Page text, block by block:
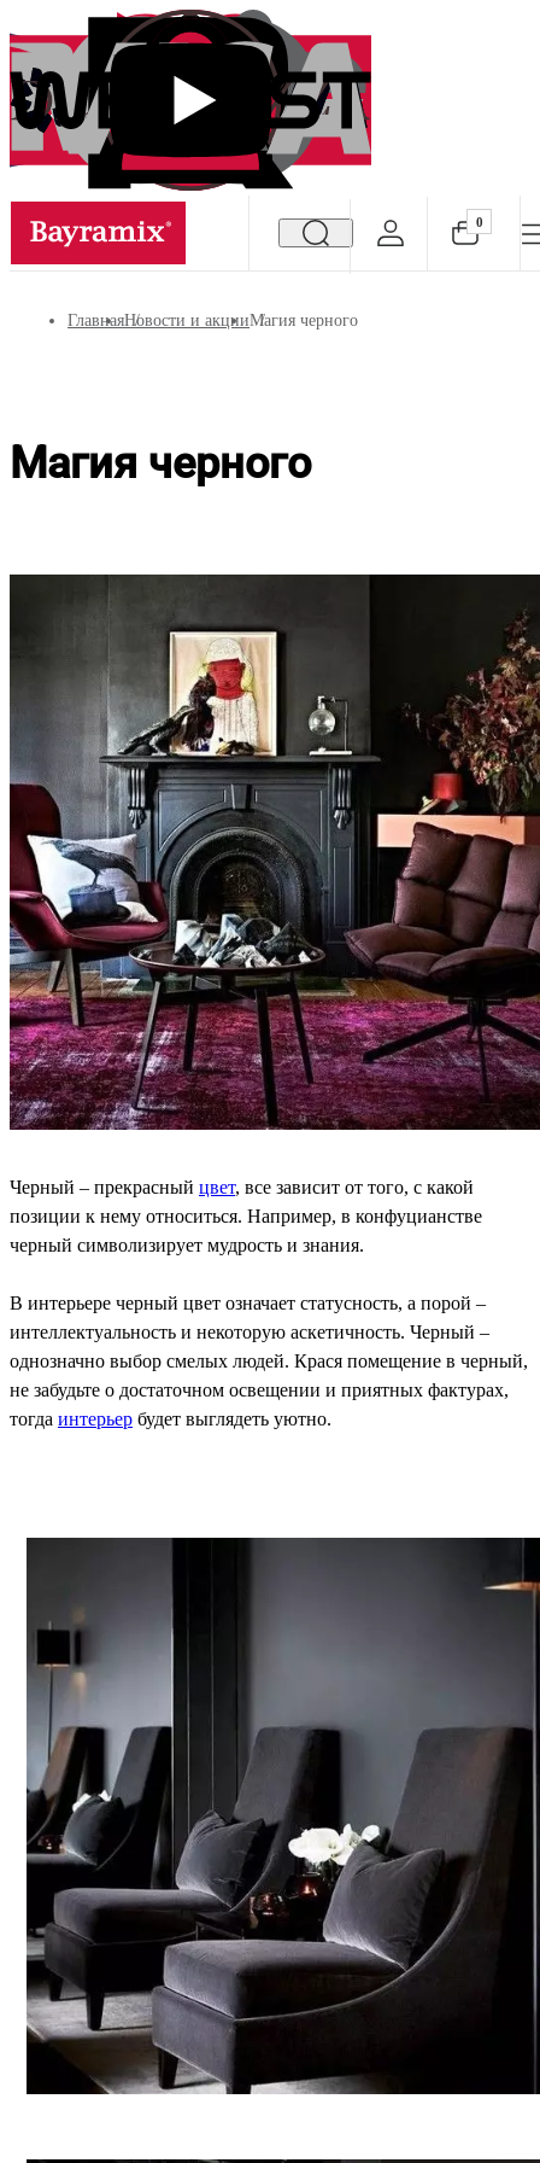
0
Посмотреть все результаты
ГлавнаяНовости и акцииМагия черного
Магия черного
Черный – прекрасный цвет, все зависит от того, с какой
позиции к нему относиться. Например, в конфуцианстве
черный символизирует мудрость и знания.
В интерьере черный цвет означает статусность, а порой –
интеллектуальность и некоторую аскетичность. Черный –
однозначно выбор смелых людей. Крася помещение в черный,
не забудьте о достаточном освещении и приятных фактурах,
тогда интерьер будет выглядеть уютно.